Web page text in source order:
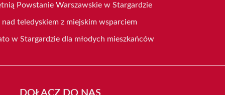
Powstanie Warszawskie w Stargardzie
teledyskiem z miejskim wsparciem
w Stargardzie dla młodych mieszkańców
DOŁĄCZ DO NAS